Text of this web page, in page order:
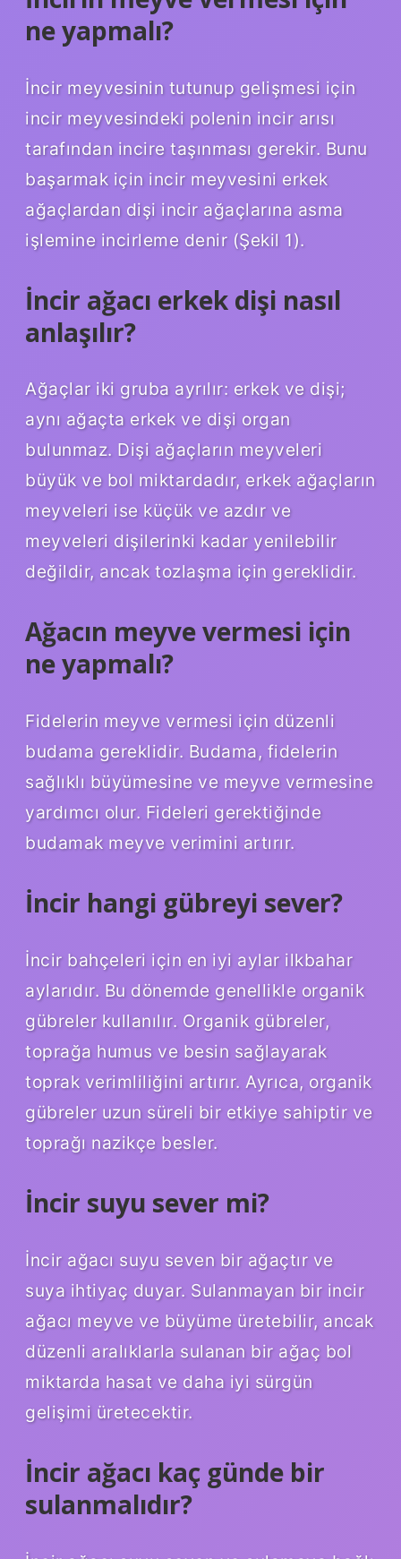
ne yapmalı?
İncir meyvesinin tutunup gelişmesi için
incir meyvesindeki polenin incir arısı
tarafından incire taşınması gerekir. Bunu
başarmak için incir meyvesini erkek
ağaçlardan dişi incir ağaçlarına asma
işlemine incirleme denir (Şekil 1).
İncir ağacı erkek dişi nasıl
anlaşılır?
Ağaçlar iki gruba ayrılır: erkek ve dişi;
aynı ağaçta erkek ve dişi organ
bulunmaz. Dişi ağaçların meyveleri
büyük ve bol miktardadır, erkek ağaçların
meyveleri ise küçük ve azdır ve
meyveleri dişilerinki kadar yenilebilir
değildir, ancak tozlaşma için gereklidir.
Ağacın meyve vermesi için
ne yapmalı?
Fidelerin meyve vermesi için düzenli
budama gereklidir. Budama, fidelerin
sağlıklı büyümesine ve meyve vermesine
yardımcı olur. Fideleri gerektiğinde
budamak meyve verimini artırır.
İncir hangi gübreyi sever?
İncir bahçeleri için en iyi aylar ilkbahar
aylarıdır. Bu dönemde genellikle organik
gübreler kullanılır. Organik gübreler,
toprağa humus ve besin sağlayarak
toprak verimliliğini artırır. Ayrıca, organik
gübreler uzun süreli bir etkiye sahiptir ve
toprağı nazikçe besler.
İncir suyu sever mi?
İncir ağacı suyu seven bir ağaçtır ve
suya ihtiyaç duyar. Sulanmayan bir incir
ağacı meyve ve büyüme üretebilir, ancak
düzenli aralıklarla sulanan bir ağaç bol
miktarda hasat ve daha iyi sürgün
gelişimi üretecektir.
İncir ağacı kaç günde bir
sulanmalıdır?